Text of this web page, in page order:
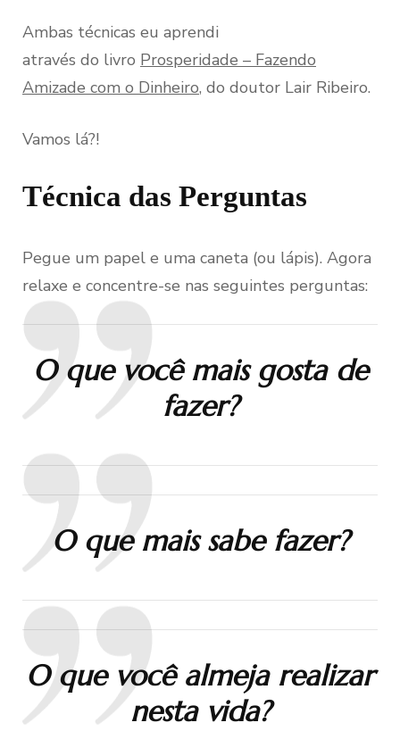
Ambas técnicas eu aprendi
através do livro Prosperidade – Fazendo
Amizade com o Dinheiro, do doutor Lair Ribeiro.
Vamos lá?!
Técnica das Perguntas
Pegue um papel e uma caneta (ou lápis). Agora
relaxe e concentre-se nas seguintes perguntas:
O que você mais gosta de
fazer?
O que mais sabe fazer?
O que você almeja realizar
nesta vida?